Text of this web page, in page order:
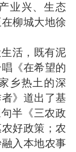
业兴、生态
柳城大地徐
活，既有泥
《在希望的
乡热土的深
》道出了基
半《三农政
好政策；农
入本地农事